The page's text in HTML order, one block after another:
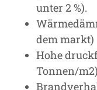
unter 2 %).
dem markt)
Hohe
Tonnen/m2)